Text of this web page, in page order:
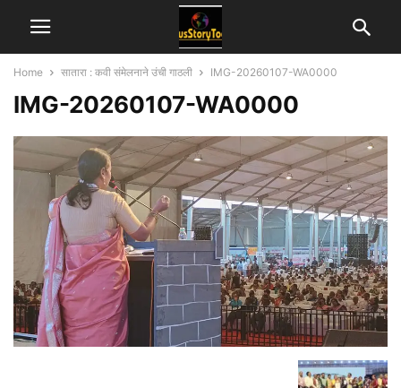
Home सातारा : कवी संमेलनाने उंची गाठली IMG-20260107-WA0000
IMG-20260107-WA0000